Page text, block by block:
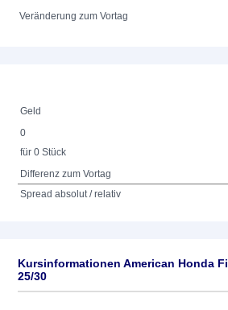
Veränderung zum Vortag
Geld
0
für 0 Stück
Differenz zum Vortag
Spread absolut / relativ
Kursinformationen American Honda
25/30